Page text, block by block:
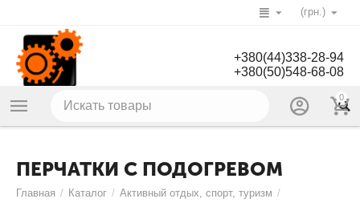
(грн.)
+380(44)338-28-94
+380(50)548-68-08
0
ПЕРЧАТКИ С ПОДОГРЕВОМ
Главная / Каталог / Активный отдых, спорт, туризм /